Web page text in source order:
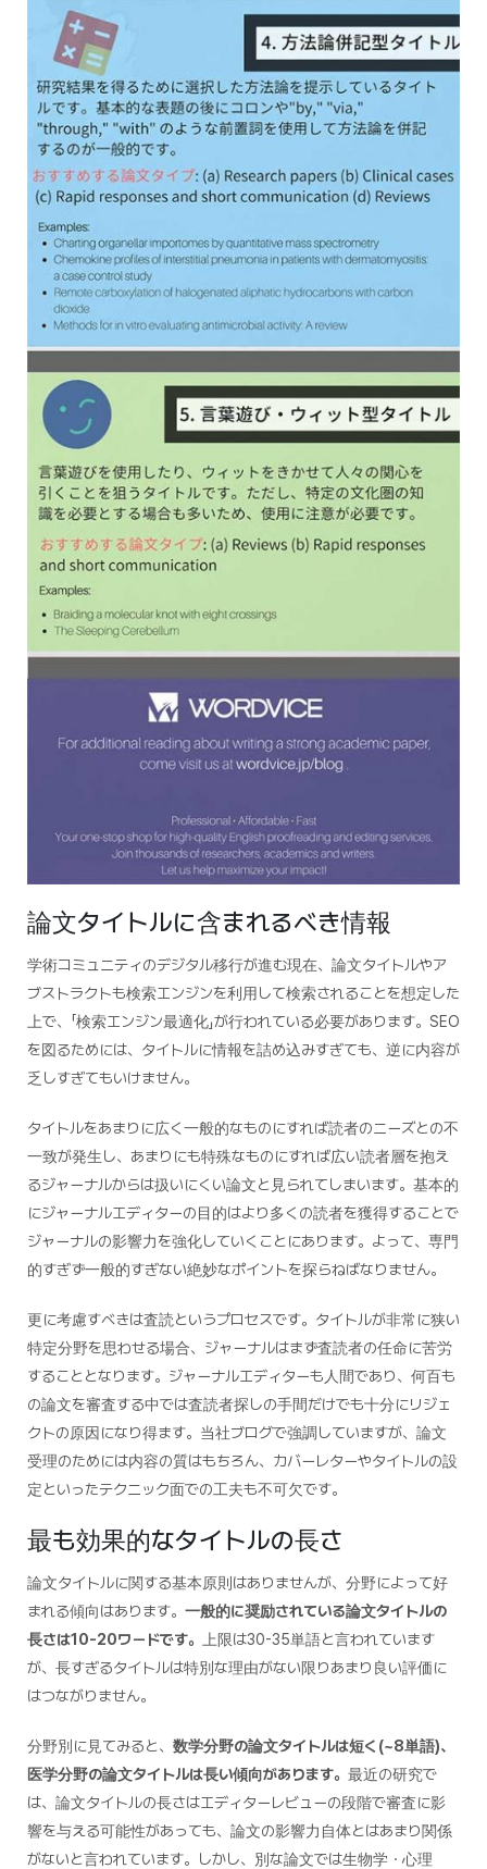
論文タイトルに含まれるべき情報
学術コミュニティのデジタル移行が進む現在、論文タイトルやア
ブストラクトも検索エンジンを利用して検索されることを想定した
上で、「検索エンジン最適化」が行われている必要があります。SEO
を図るためには、タイトルに情報を詰め込みすぎても、逆に内容が
乏しすぎてもいけません。
タイトルをあまりに広く一般的なものにすれば読者のニーズとの不
一致が発生し、あまりにも特殊なものにすれば広い読者層を抱え
るジャーナルからは扱いにくい論文と見られてしまいます。基本的
にジャーナルエディターの目的はより多くの読者を獲得することで
ジャーナルの影響力を強化していくことにあります。よって、専門
的すぎず一般的すぎない絶妙なポイントを探らねばなりません。
更に考慮すべきは査読というプロセスです。タイトルが非常に狭い
特定分野を思わせる場合、ジャーナルはまず査読者の任命に苦労
することとなります。ジャーナルエディターも人間であり、何百も
の論文を審査する中では査読者探しの手間だけでも十分にリジェ
クトの原因になり得ます。当社ブログで強調していますが、論文
受理のためには内容の質はもちろん、カバーレターやタイトルの設
定といったテクニック面での工夫も不可欠です。
最も効果的なタイトルの長さ
論文タイトルに関する基本原則はありませんが、分野によって好
まれる傾向はあります。 一般的に奨励されている論文タイトルの
長さは10-20ワードです。
上限は30-35単語と言われています
が、長すぎるタイトルは特別な理由がない限りあまり良い評価に
はつながりません。
分野別に見てみると、 数学分野の論文タイトルは短く(~8単語)、
医学分野の論文タイトルは長い傾向があります。 最近の研究で
は、論文タイトルの長さはエディターレビューの段階で審査に影
響を与える可能性があっても、論文の影響力自体とはあまり関係
がないと言われています。しかし、別な論文では生物学・心理